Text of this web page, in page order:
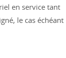
en service tant
le cas échéant